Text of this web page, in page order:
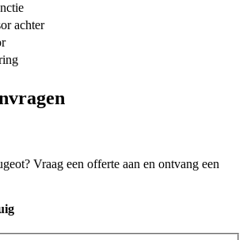
achter
Vraag een offerte aan en ontvang een